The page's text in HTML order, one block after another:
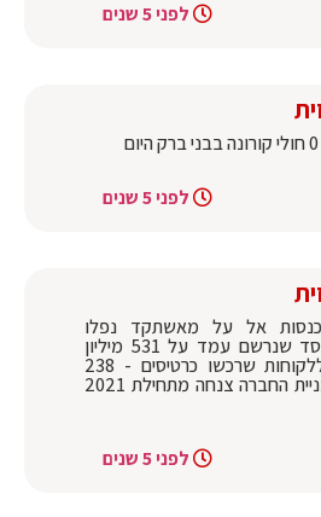
לפני 5 שנים
לפני 5 שנים
אל על מאשתקד נפלו
ב-71% וההפסד שנרשם עמד על 531 מיליון
דולר; החוב ללקוחות שרכשו כרטיסים - 238
מיליון דולר. מניית החברה צנחה מתחילת 2021
לפני 5 שנים